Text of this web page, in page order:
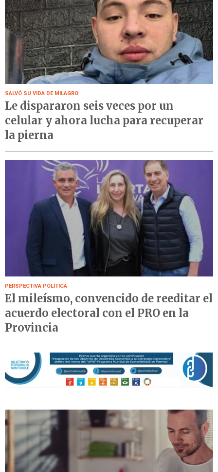
SALVÓ SU VIDA DE MILAGRO
Le dispararon seis veces por un
celular y ahora lucha para recuperar
la pierna
PERSPECTIVA POLÍTICA
El mileísmo, convencido de reeditar el
acuerdo electoral con el PRO en la
Provincia